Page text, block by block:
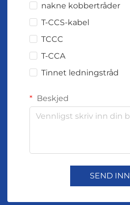
nakne kobbertråder
T-CCS-kabel
TCCC
T-CCA
Tinnet ledningstråd
Beskjed
SEND INN